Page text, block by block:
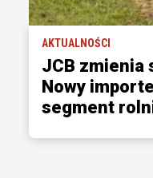
AKTUALNOŚCI
JCB zmienia
Nowy
segment